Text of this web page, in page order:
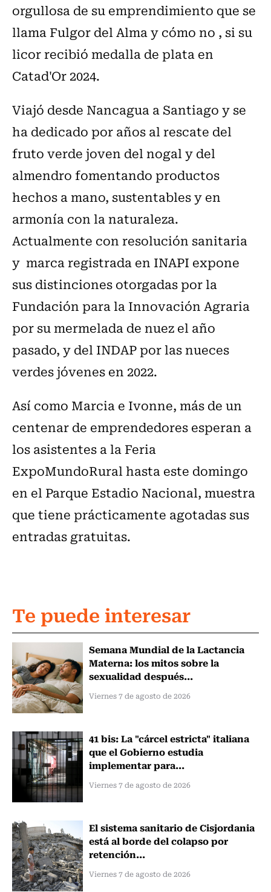
orgullosa de su emprendimiento que se
llama Fulgor del Alma y cómo no , si su
licor recibió medalla de plata en
Catad'Or 2024.
Viajó desde Nancagua a Santiago y se
ha dedicado por años al rescate del
fruto verde joven del nogal y del
almendro fomentando productos
hechos a mano, sustentables y en
armonía con la naturaleza.
Actualmente con resolución sanitaria
y marca registrada en INAPI expone
sus distinciones otorgadas por la
Fundación para la Innovación Agraria
por su mermelada de nuez el año
pasado, y del INDAP por las nueces
verdes jóvenes en 2022.
Así como Marcia e Ivonne, más de un
centenar de emprendedores esperan a
los asistentes a la Feria
ExpoMundoRural hasta este domingo
en el Parque Estadio Nacional, muestra
que tiene prácticamente agotadas sus
entradas gratuitas.
Te puede interesar
Semana Mundial de la Lactancia
Materna: los mitos sobre la
sexualidad después...
Viernes 7 de agosto de 2026
41 bis: La "cárcel estricta" italiana
que el Gobierno estudia
implementar para...
Viernes 7 de agosto de 2026
El sistema sanitario de Cisjordania
está al borde del colapso por
retención...
Viernes 7 de agosto de 2026